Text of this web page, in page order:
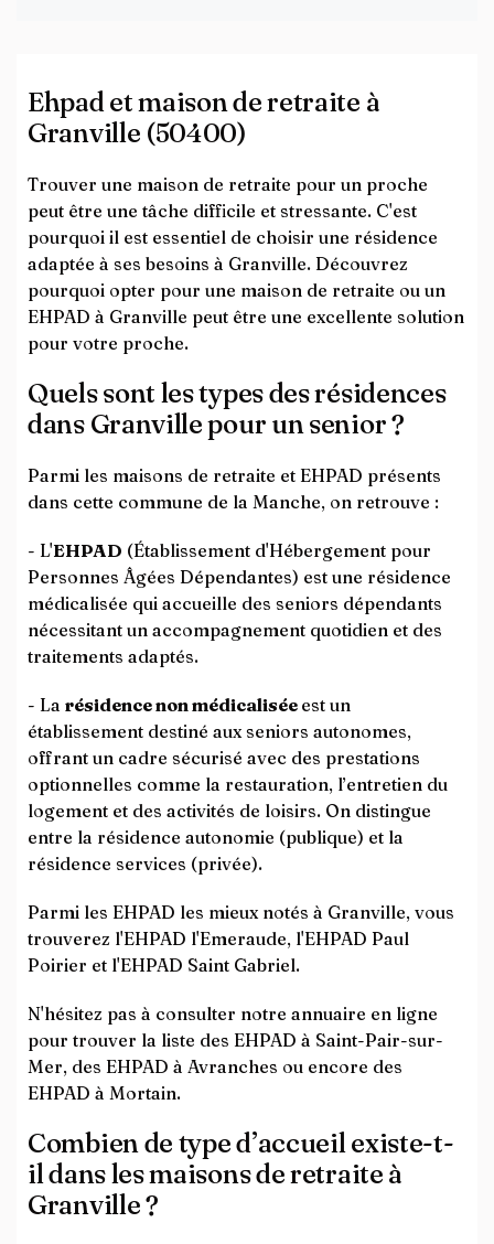
Ehpad et maison de retraite à
Granville (50400)
Trouver une maison de retraite pour un proche
peut être une tâche difficile et stressante. C'est
pourquoi il est essentiel de choisir une résidence
adaptée à ses besoins à Granville. Découvrez
pourquoi opter pour une maison de retraite ou un
EHPAD à Granville peut être une excellente solution
pour votre proche.
Quels sont les types des résidences
dans Granville pour un senior ?
Parmi les maisons de retraite et EHPAD présents
dans cette commune de la Manche, on retrouve :
- L'EHPAD (Établissement d'Hébergement pour
Personnes Âgées Dépendantes) est une résidence
médicalisée qui accueille des seniors dépendants
nécessitant un accompagnement quotidien et des
traitements adaptés.
- La résidence non médicalisée est un
établissement destiné aux seniors autonomes,
offrant un cadre sécurisé avec des prestations
optionnelles comme la restauration, l’entretien du
logement et des activités de loisirs. On distingue
entre la résidence autonomie (publique) et la
résidence services (privée).
Parmi les EHPAD les mieux notés à Granville, vous
trouverez l'EHPAD l'Emeraude, l'EHPAD Paul
Poirier et l'EHPAD Saint Gabriel.
N'hésitez pas à consulter notre annuaire en ligne
pour trouver la liste des EHPAD à Saint-Pair-sur-
Mer, des EHPAD à Avranches ou encore des
EHPAD à Mortain.
Combien de type d’accueil existe-t-
il dans les maisons de retraite à
Granville ?